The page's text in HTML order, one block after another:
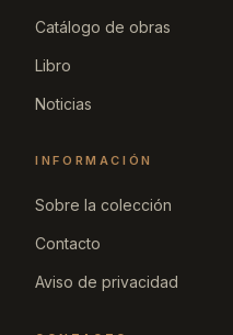
Catálogo de obras
Libro
Noticias
INFORMACIÓN
Sobre la colección
Contacto
Aviso de privacidad